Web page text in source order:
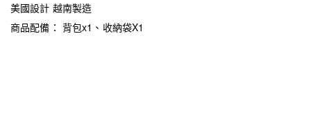
美國設計 越南製造
商品配備： 背包x1、收納袋X1